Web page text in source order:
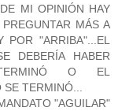
MI OPINIÓN HAY
MÁS A
POR "ARRIBA"...EL
DEBERÍA HABER
O EL
TERMINÓ...
"AGUILAR"